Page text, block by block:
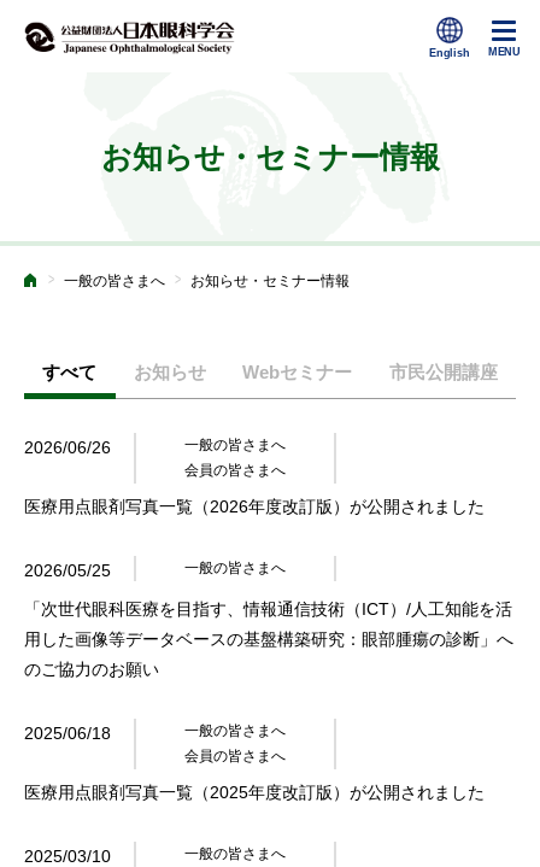
お知らせ・セミナー情報
ホーム
> 一般の皆さまへ > お知らせ・セミナー情報
すべて お知らせ Webセミナー 市民公開講座
2026/06/26
一般の皆さまへ
会員の皆さまへ
医療用点眼剤写真一覧（2026年度改訂版）が公開されました
2026/05/25 一般の皆さまへ
「次世代眼科医療を目指す、情報通信技術（ICT）/人工知能を活
用した画像等データベースの基盤構築研究：眼部腫瘍の診断」へ
のご協力のお願い
2025/06/18
一般の皆さまへ
会員の皆さまへ
医療用点眼剤写真一覧（2025年度改訂版）が公開されました
2025/03/10 一般の皆さまへ